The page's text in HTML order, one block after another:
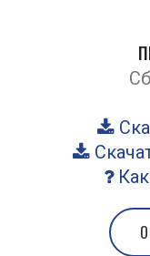
Как